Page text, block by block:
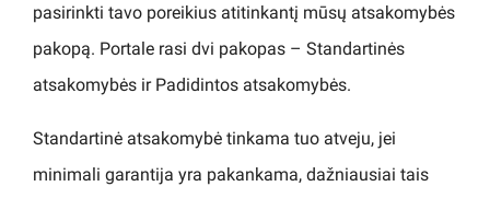
pasirinkti tavo poreikius atitinkantį mūsų atsakomybės
pakopą. Portale rasi dvi pakopas – Standartinės
atsakomybės ir Padidintos atsakomybės.
Standartinė atsakomybė tinkama tuo atveju, jei
minimali garantija yra pakankama, dažniausiai tais